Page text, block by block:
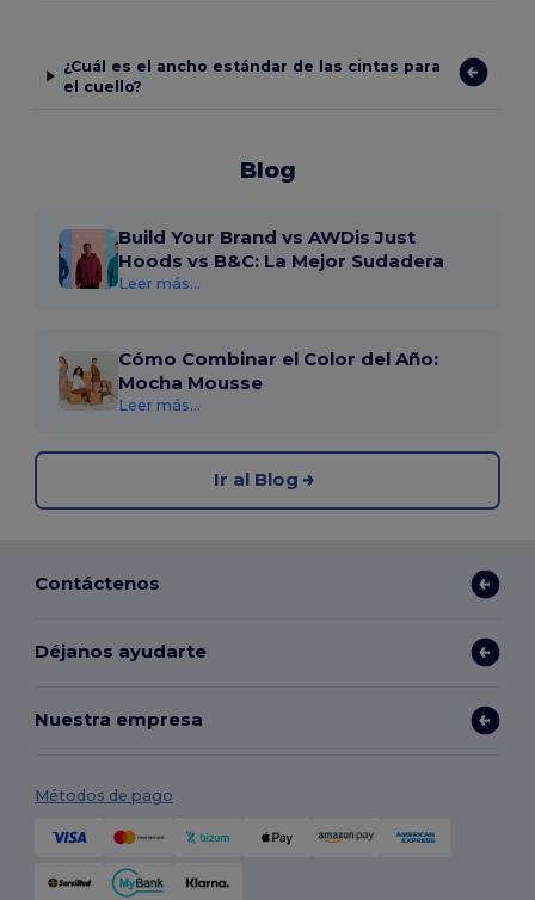
¿Cuál es el ancho estándar de las cintas para
el cuello?
Blog
Build Your Brand vs AWDis Just
Hoods vs B&C: La Mejor Sudadera
Leer más...
Cómo Combinar el Color del Año:
Mocha Mousse
Leer más...
Ir al Blog
Contáctenos
Déjanos ayudarte
Nuestra empresa
Métodos de pago